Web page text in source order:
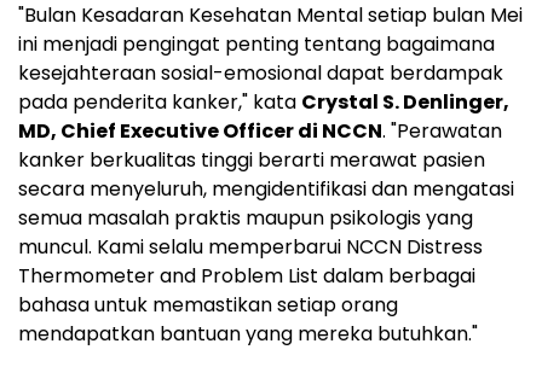
"Bulan Kesadaran Kesehatan Mental setiap bulan Mei
ini menjadi pengingat penting tentang bagaimana
kesejahteraan sosial-emosional dapat berdampak
pada penderita kanker," kata Crystal S. Denlinger,
MD, Chief Executive Officer di NCCN. "Perawatan
kanker berkualitas tinggi berarti merawat pasien
secara menyeluruh, mengidentifikasi dan mengatasi
semua masalah praktis maupun psikologis yang
muncul. Kami selalu memperbarui NCCN Distress
Thermometer and Problem List dalam berbagai
bahasa untuk memastikan setiap orang
mendapatkan bantuan yang mereka butuhkan."